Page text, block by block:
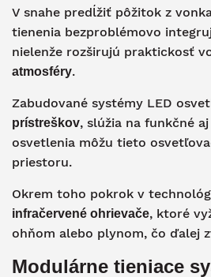
V snahe predĺžiť pôžitok z
tienenia bezproblémovo
nielenže rozširujú praktickosť
atmosféry.
Zabudované systémy LED
prístreškov, slúžia na funkčné
osvetlenia môžu tieto
priestoru.
Okrem toho pokrok v
infračervené ohrievače, ktoré
ohňom alebo plynom, čo ďalej
Modulárne tieniace